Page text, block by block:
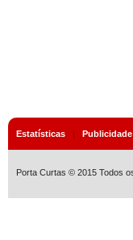
Estatísticas | Publicidade
Porta Curtas © 2015 Todos